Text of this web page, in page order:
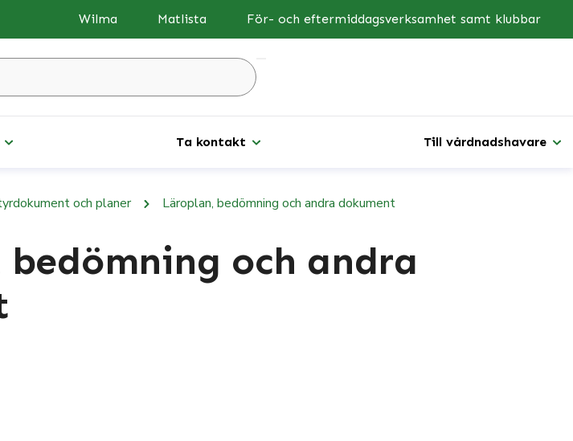
Wilma Matlista För- och eftermiddagsverksamhet samt klubbar
Ta kontakt Till vårdnadshavare
och planer Läroplan, bedömning och andra dokument
och andra